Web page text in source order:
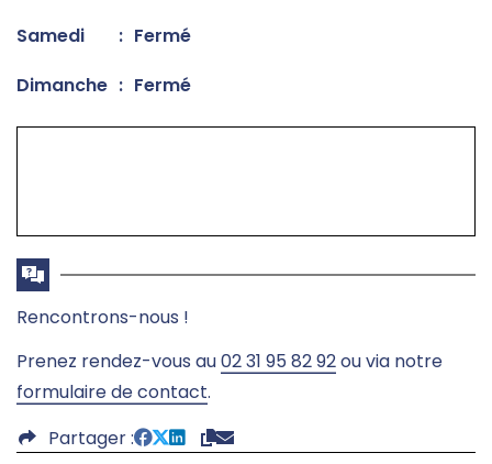
Samedi
Fermé
Dimanche
Fermé
Rencontrons-nous !
Prenez rendez-vous au02 31 95 82 92ou via notre
formulaire de contact.
Partager